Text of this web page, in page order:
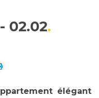
02.02
élégant